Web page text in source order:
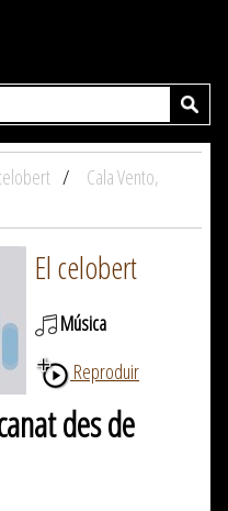
Cala Vento,
El celobert
Música
Reproduir
des de